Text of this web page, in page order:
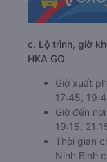
c. Lộ trình, giờ
HKA GO
Giờ xuất
17:45,
Giờ đến
19:15,
Thời gian
Ninh Bình